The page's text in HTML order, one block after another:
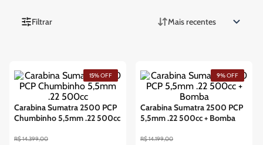
Filtrar Mais recentes
Carabina Sumatra 2500 PCP
Chumbinho 5,5mm .22 500cc
R$14.399,00
15%OFF
Carabina Sumatra 2500 PCP
5,5mm .22 500cc + Bomba
R$14.199,00
9%OFF